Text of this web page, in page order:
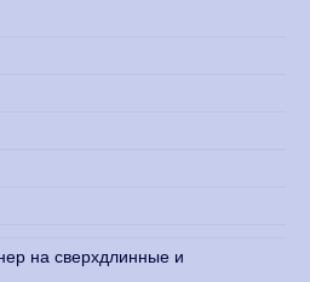
на сверхдлинные и